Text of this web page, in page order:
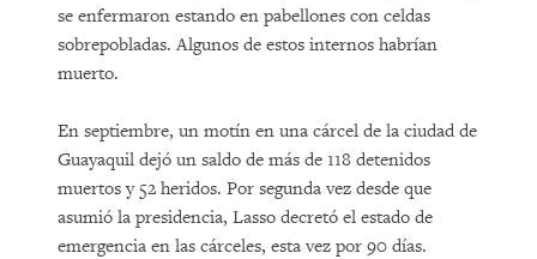
se enfermaron estando en pabellones con celdas
sobrepobladas. Algunos de estos internos habrían
muerto.
En septiembre, un motín en una cárcel de la ciudad de
Guayaquil dejó un saldo de más de 118 detenidos
muertos y 52 heridos. Por segunda vez desde que
asumió la presidencia, Lasso decretó el estado de
emergencia en las cárceles, esta vez por 90 días.